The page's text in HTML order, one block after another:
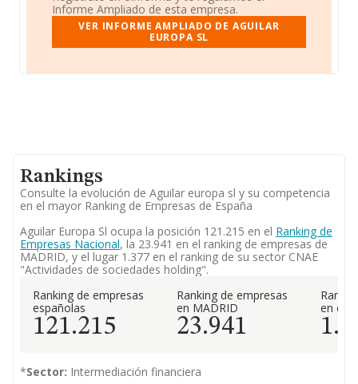
Informe Ampliado de esta empresa.
VER INFORME AMPLIADO DE AGUILAR
EUROPA SL
Rankings
Consulte la evolución de Aguilar europa sl y su competencia
en el mayor Ranking de Empresas de España
Aguilar Europa Sl ocupa la posición 121.215 en el Ranking de
Empresas Nacional, la 23.941 en el ranking de empresas de
MADRID, y el lugar 1.377 en el ranking de su sector CNAE
"Actividades de sociedades holding".
Ranking de empresas
españolas
121.215
Ranking de empresas
en MADRID
23.941
en el
*Sector: Intermediación financiera